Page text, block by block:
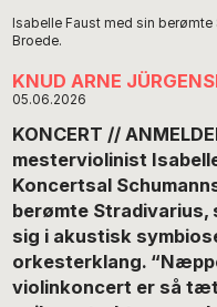
Isabelle Faust med sin
Broede.
KNUD ARNE
05.06.2026
KONCERT //
mesterviolinist
Koncertsal
berømte Stradivarius,
sig i akustisk
orkesterklang.
violinkoncert er så